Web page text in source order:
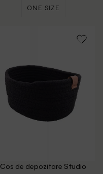
ONE SIZE
Cos de depozitare Studio